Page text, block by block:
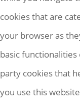
cookies that are
your browser as
basic
party cookies that
you use this